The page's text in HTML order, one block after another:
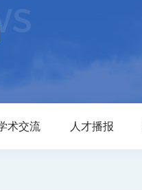
术交流 人才播报